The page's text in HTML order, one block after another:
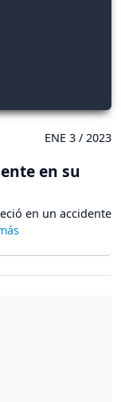
ENE 3 / 2023
en su
en un accidente